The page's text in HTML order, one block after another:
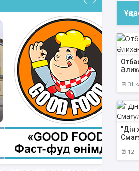
31
"Дін
12